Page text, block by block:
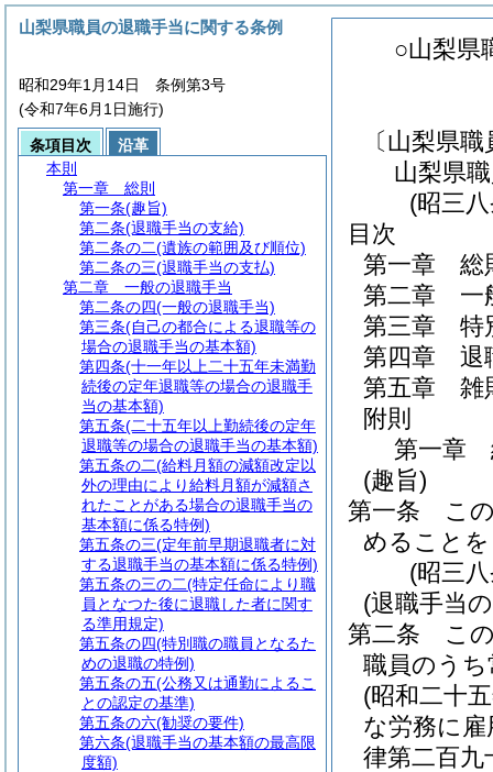
○山梨県
〔山梨県
山梨県
(昭三
目次
第一章
総
第二章
一
第三章
特
第四章
退
第五章
雑
附則
第一章
(趣旨)
第一条
こ
めること
(昭三
(退職手当
第二条
こ
職員のう
(昭和二十
な労務に
律第二百九
山梨県職員の退職手当に関する条例
昭和29年1月14日 条例第3号
(令和7年6月1日施行)
条項目次
沿革
本則
第一章
総則
第一条(趣旨)
第二条(退職手当の支給)
第二条の二(遺族の範囲及び順位)
第二条の三(退職手当の支払)
第二章
一般の退職手当
第二条の四(一般の退職手当)
第三条(自己の都合による退職等の
場合の退職手当の基本額)
第四条(十一年以上二十五年未満勤
続後の定年退職等の場合の退職手
当の基本額)
第五条(二十五年以上勤続後の定年
退職等の場合の退職手当の基本額)
第五条の二(給料月額の減額改定以
外の理由により給料月額が減額さ
れたことがある場合の退職手当の
基本額に係る特例)
第五条の三(定年前早期退職者に対
する退職手当の基本額に係る特例)
第五条の三の二(特定任命により職
員となつた後に退職した者に関す
る準用規定)
第五条の四(特別職の職員となるた
めの退職の特例)
第五条の五(公務又は通勤によるこ
との認定の基準)
第五条の六(勧奨の要件)
第六条(退職手当の基本額の最高限
度額)